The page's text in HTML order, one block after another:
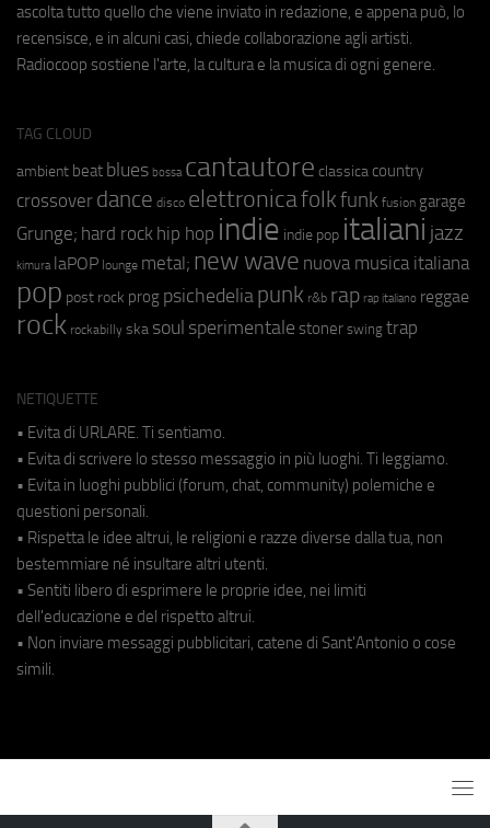
ascolta tutto quello che viene inviato in redazione, e appena può, lo
recensisce, e in alcuni casi, chiede collaborazione agli artisti.
Radiocoop sostiene l'arte, la cultura e la musica di ogni genere.
TAG CLOUD
ambient beat blues bossa cantautore classica country
crossover dance disco elettronicafolkfunk fusion garage
Grunge; hard rock hip hop indie indie pop italiani jazz
kimura laPOP lounge metal; new wave nuova musica italiana
pop post rock prog psichedeliapunk r&b rap rap italiano reggae
rock rockabilly ska soul sperimentale stoner swing trap
NETIQUETTE
• Evita di URLARE. Ti sentiamo.
• Evita di scrivere lo stesso messaggio in più luoghi. Ti leggiamo.
• Evita in luoghi pubblici (forum, chat, community) polemiche e
questioni personali.
• Rispetta le idee altrui, le religioni e razze diverse dalla tua, non
bestemmiare né insultare altri utenti.
• Sentiti libero di esprimere le proprie idee, nei limiti
dell'educazione e del rispetto altrui.
• Non inviare messaggi pubblicitari, catene di Sant'Antonio o cose
simili.